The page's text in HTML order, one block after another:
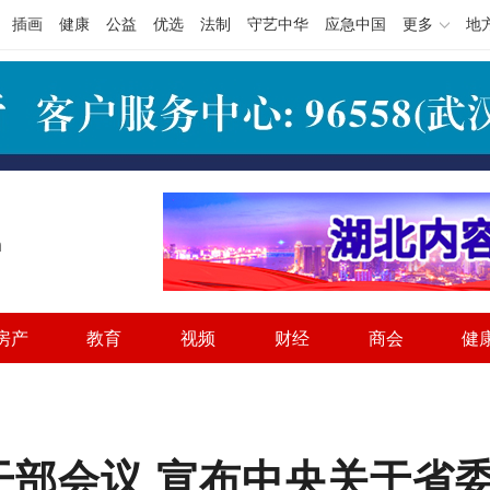
插画 健康 公益 优选 法制 守艺中华 应急中国 更多 地
产 教育 视频 财经 商会 健
会议 宣布中央关于省